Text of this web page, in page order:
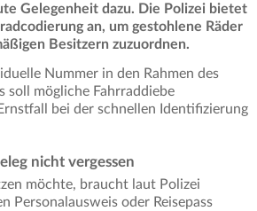
Gelegenheit dazu. Die Polizei bietet
an, um gestohlene Räder
Besitzern zuzuordnen.
Nummer in den Rahmen des
soll mögliche Fahrraddiebe
bei der schnellen Identifizierung
nicht vergessen
möchte, braucht laut Polizei
Personalausweis oder Reisepass